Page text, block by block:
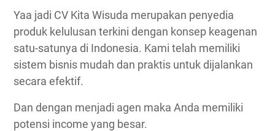
Yaa jadi CV Kita Wisuda merupakan penyedia
produk kelulusan terkini dengan konsep keagenan
satu-satunya di Indonesia. Kami telah memiliki
sistem bisnis mudah dan praktis untuk dijalankan
secara efektif.
Dan dengan menjadi agen maka Anda memiliki
potensi income yang besar.